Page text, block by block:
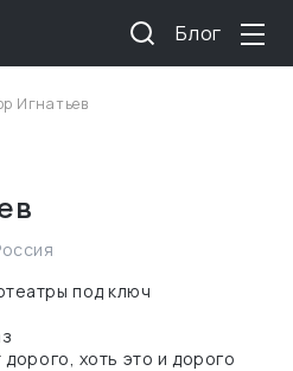
Блог
Игнатьев
под ключ
хоть это и дорого